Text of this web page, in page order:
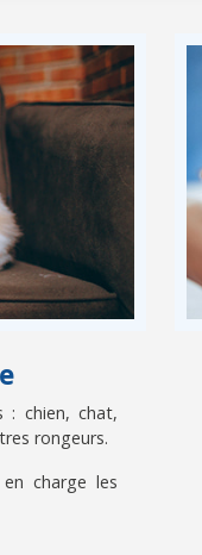
: chien, chat,
rongeurs.
charge les